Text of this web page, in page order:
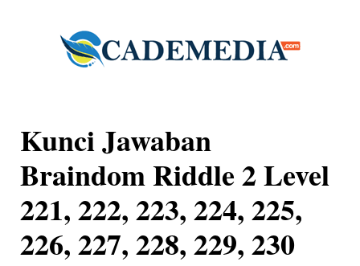
Kunci Jawaban
Braindom Riddle 2 Level
221, 222, 223, 224, 225,
226, 227, 228, 229, 230